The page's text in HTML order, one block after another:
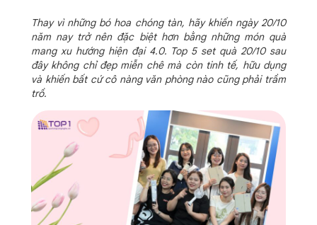
Thay vì những bó hoa chóng tàn, hãy khiến ngày 20/10
năm nay trở nên đặc biệt hơn bằng những món quà
mang xu hướng hiện đại 4.0. Top 5 set quà 20/10 sau
đây không chỉ đẹp miễn chê mà còn tinh tế, hữu dụng
và khiến bất cứ cô nàng văn phòng nào cũng phải trầm
trồ.